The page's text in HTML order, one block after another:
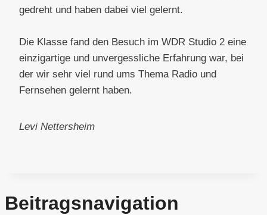
gedreht und haben dabei viel gelernt.
Die Klasse fand den Besuch im WDR Studio 2 eine
einzigartige und unvergessliche Erfahrung war, bei
der wir sehr viel rund ums Thema Radio und
Fernsehen gelernt haben.
Levi Nettersheim
Beitragsnavigation